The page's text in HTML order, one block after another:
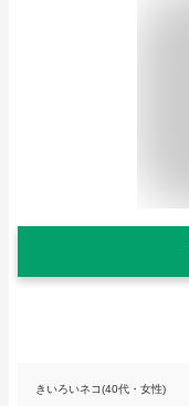
きいろいネコ(40代・女性)